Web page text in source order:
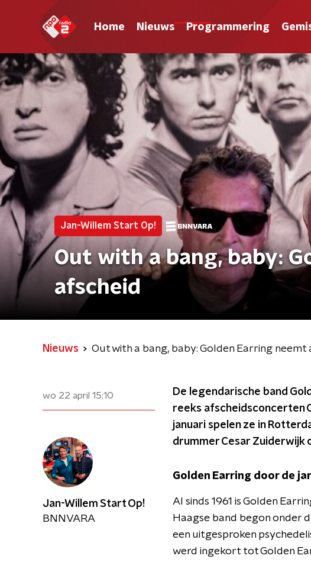
Home Nieuws Programmering
Jan-Willem Start Op!
Out with a bang, baby:
afscheid
Nieuws Out with a bang, baby: Golden Earring neemt
wo 22 april 15:10
De legendarische band
reeks afscheidsconcerten
januari spelen ze in
drummer Cesar
Golden Earring door de
Al sinds 1961 is Golden
Haagse band begon onder
een uitgesproken
werd ingekort tot Golden
Jan-Willem Start Op!
BNNVARA